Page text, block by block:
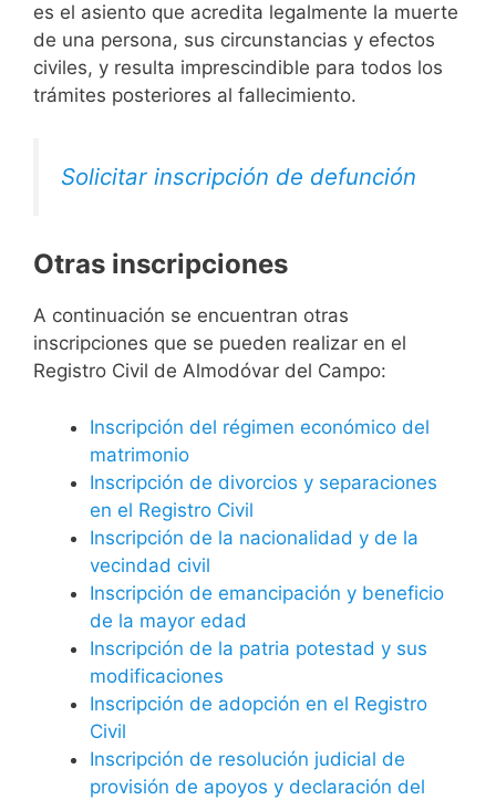
es el asiento que acredita legalmente la muerte
de una persona, sus circunstancias y efectos
civiles, y resulta imprescindible para todos los
trámites posteriores al fallecimiento.
Solicitar inscripción de defunción
Otras inscripciones
A continuación se encuentran otras
inscripciones que se pueden realizar en el
Registro Civil de Almodóvar del Campo:
Inscripción del régimen económico del
matrimonio
Inscripción de divorcios y separaciones
en el Registro Civil
Inscripción de la nacionalidad y de la
vecindad civil
Inscripción de emancipación y beneficio
de la mayor edad
Inscripción de la patria potestad y sus
modificaciones
Inscripción de adopción en el Registro
Civil
Inscripción de resolución judicial de
provisión de apoyos y declaración del